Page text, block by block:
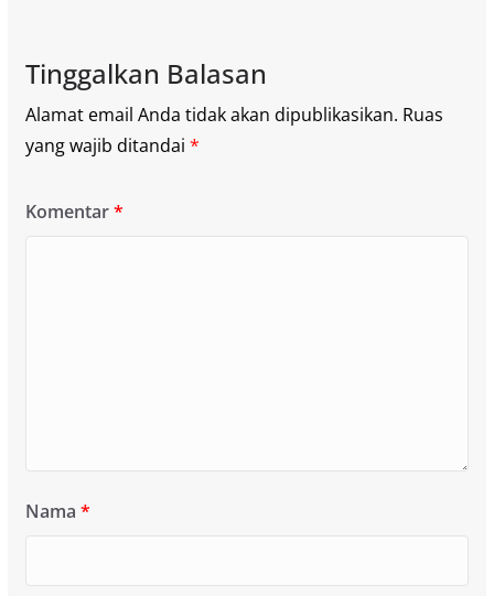
Tinggalkan Balasan
Alamat email Anda tidak akan dipublikasikan. Ruas
yang wajib ditandai *
Komentar*
Nama *